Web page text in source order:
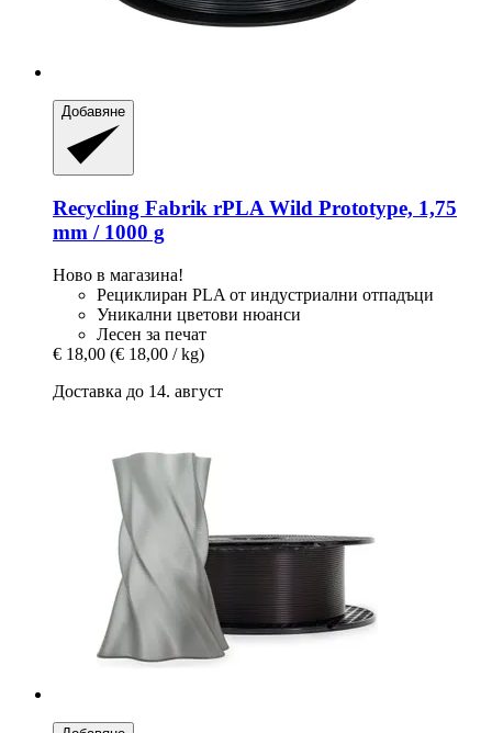
Добавяне
Recycling Fabrik rPLA Wild Prototype, 1,75
mm / 1000 g
Ново в магазина!
Рециклиран PLA от индустриални отпадъци
Уникални цветови нюанси
Лесен за печат
€ 18,00 (€ 18,00 / kg)
Доставка до 14. август